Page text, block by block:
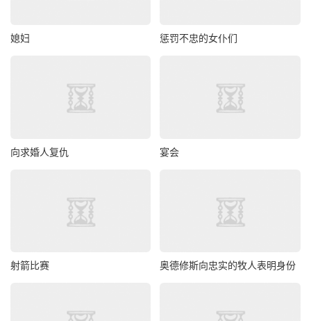
媳妇 惩罚不忠的女仆们
向求婚人复仇 宴会
射箭比赛 奥德修斯向忠实的牧人表明身份